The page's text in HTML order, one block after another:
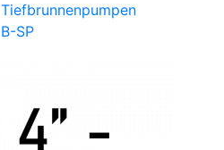
Tiefbrunnenpumpen
B-SP